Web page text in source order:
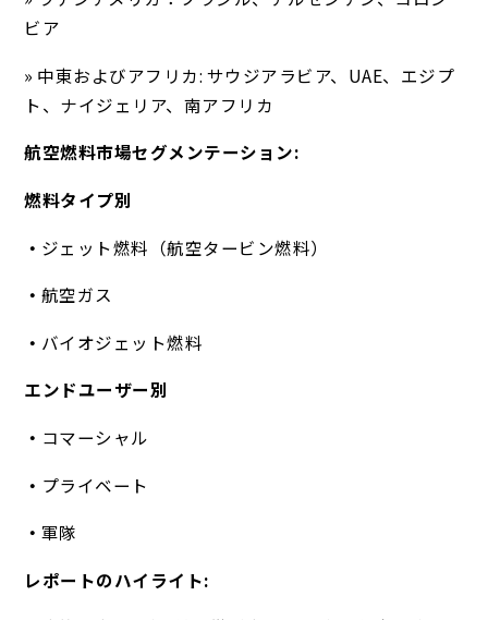
ビア
» 中東およびアフリカ: サウジアラビア、UAE、エジプ
ト、ナイジェリア、南アフリカ
航空燃料市場セグメンテーション:
燃料タイプ別
ジェット燃料（航空タービン燃料）
航空ガス
バイオジェット燃料
エンドユーザー別
コマーシャル
プライベート
軍隊
レポートのハイライト: